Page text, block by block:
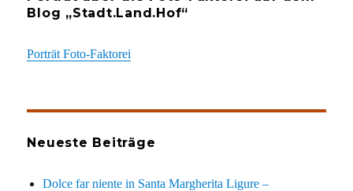
Blog „Stadt.Land.Hof“
Porträt Foto-Faktorei
Neueste Beiträge
Dolce far niente in Santa Margherita Ligure –